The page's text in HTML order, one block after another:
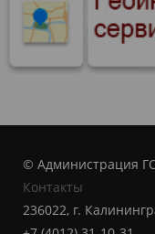
© Администрация
Контакты
236022, г.